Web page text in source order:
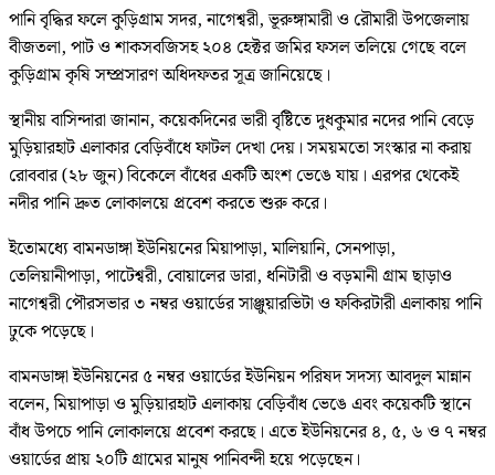
পানি বৃদ্ধির ফলে কুড়িগ্রাম সদর, নাগেশ্বরী, ভূরুঙ্গামারী ও রৌমারী উপজেলায়
বীজতলা, পাট ও শাকসবজিসহ ২০৪ হেক্টর জমির ফসল তলিয়ে গেছে ব‌লে
কু‌ড়িগ্রাম কৃ‌ষি সম্প্রসারণ অধিদফতর সূত্র জা‌নি‌য়ে‌ছে।
স্থানীয় বাসিন্দারা জানান, কয়েকদিনের ভারী বৃষ্টিতে দুধকুমার নদের পানি বেড়ে
মুড়িয়ারহাট এলাকার বেড়িবাঁধে ফাটল দেখা দেয়। সময়মতো সংস্কার না করায়
রোববার (২৮ জুন) বিকেলে বাঁধের একটি অংশ ভেঙে যায়। এরপর থেকেই
নদীর পানি দ্রুত লোকালয়ে প্রবেশ করতে শুরু করে।
ইতোমধ্যে বামনডাঙ্গা ইউনিয়নের মিয়াপাড়া, মালিয়ানি, সেনপাড়া,
তেলিয়ানীপাড়া, পাটেশ্বরী, বোয়ালের ডারা, ধনিটারী ও বড়মানী গ্রাম ছাড়াও
নাগেশ্বরী পৌরসভার ৩ নম্বর ওয়ার্ডের সাঞ্জুয়ারভিটা ও ফকিরটারী এলাকায় পানি
ঢুকে পড়েছে।
বামনডাঙ্গা ইউনিয়নের ৫ নম্বর ওয়ার্ডের ইউনিয়ন পরিষদ সদস্য আবদুল মান্নান
বলেন, মিয়াপাড়া ও মুড়িয়ারহাট এলাকায় বেড়িবাঁধ ভেঙে এবং কয়েকটি স্থানে
বাঁধ উপচে পানি লোকালয়ে প্রবেশ করছে। এতে ইউনিয়নের ৪, ৫, ৬ ও ৭ নম্বর
ওয়ার্ডের প্রায় ২০টি গ্রামের মানুষ পানিবন্দী হয়ে পড়েছেন।